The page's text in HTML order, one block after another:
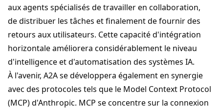
aux agents spécialisés de travailler en collaboration,
de distribuer les tâches et finalement de fournir des
retours aux utilisateurs. Cette capacité d'intégration
horizontale améliorera considérablement le niveau
d'intelligence et d'automatisation des systèmes IA.
À l'avenir, A2Ase développera également en synergie
avec des protocoles tels que le Model Context Protocol
(MCP) d'Anthropic. MCP se concentre sur la connexion